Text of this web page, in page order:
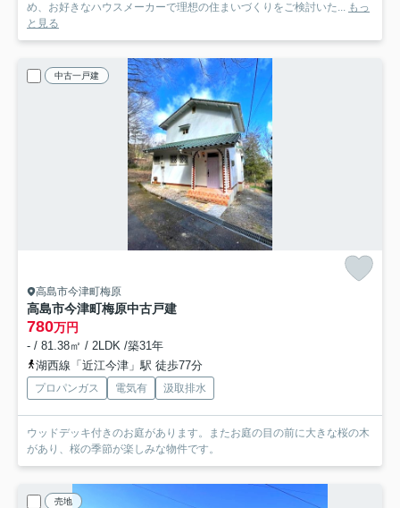
め、お好きなハウスメーカーで理想の住まいづくりをご検討いた... もっ
と見る
中古一戸建
高島市今津町梅原
高島市今津町梅原中古戸建
780万円
- / 81.38㎡ / 2LDK /築31年
湖西線「近江今津」駅 徒歩77分
プロパンガス 電気有 汲取排水
ウッドデッキ付きのお庭があります。またお庭の目の前に大きな桜の木
があり、桜の季節が楽しみな物件です。
売地